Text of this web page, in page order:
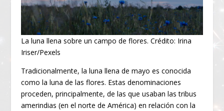
La luna llena sobre un campo de flores. Crédito: Irina
Iriser/Pexels
Tradicionalmente, la luna llena de mayo es conocida
como la luna de las flores. Estas denominaciones
proceden, principalmente, de las que usaban las tribus
amerindias (en el norte de América) en relación con la